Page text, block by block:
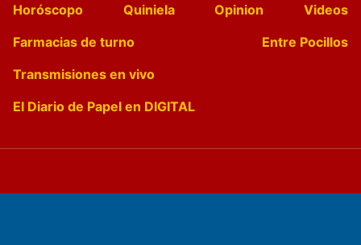
Horóscopo
Quiniela Opinion
Videos
Farmacias de turno
Entre Pocillos
Transmisiones en vivo
El Diario de Papel en DIGITAL